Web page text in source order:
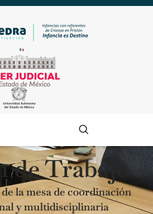
de Trabajo
la mesa de coordinación
y multidisciplinaria